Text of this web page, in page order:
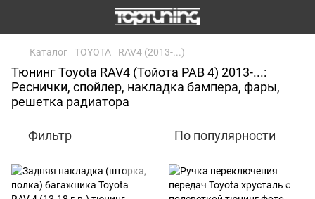
Каталог TOYOTA RAV4 (2013-...)
Тюнинг Toyota RAV4 (Тойота РАВ 4) 2013-...:
Реснички, спойлер, накладка бампера, фары,
решетка радиатора
Фильтр По популярности